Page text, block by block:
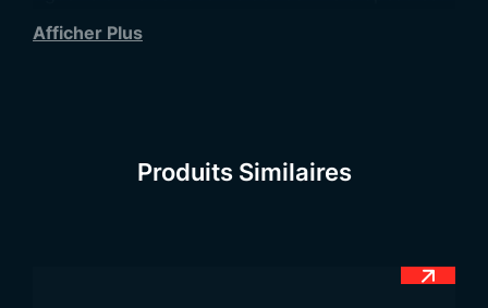
devenu un symbole d’indépendance et de fierté
Signification du Drapeau
Les couleurs et les symboles du drapeau du
Afficher Plus
Produits Similaires